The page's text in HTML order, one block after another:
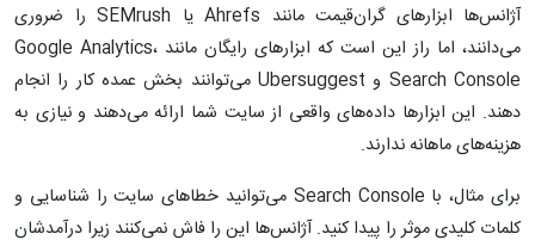
آژانس‌ها ابزارهای گران‌قیمت مانند Ahrefs یا SEMrush را ضروری
می‌دانند، اما راز این است که ابزارهای رایگان مانند Google Analytics،
Search Console و Ubersuggest می‌توانند بخش عمده کار را انجام
دهند. این ابزارها داده‌های واقعی از سایت شما ارائه می‌دهند و نیازی به
هزینه‌های ماهانه ندارند.
برای مثال، با Search Console می‌توانید خطاهای سایت را شناسایی و
کلمات کلیدی موثر را پیدا کنید. آژانس‌ها این را فاش نمی‌کنند زیرا درآمدشان